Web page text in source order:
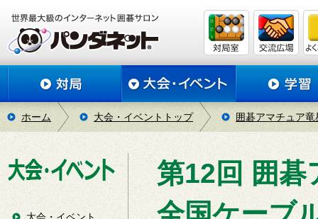
ホーム 大会・イベントトップ 囲碁アマチュア竜
第12回 囲碁